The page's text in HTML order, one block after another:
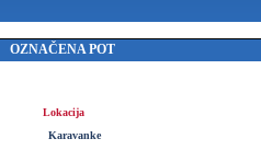
OZNAČENA POT
Lokacija
Karavanke